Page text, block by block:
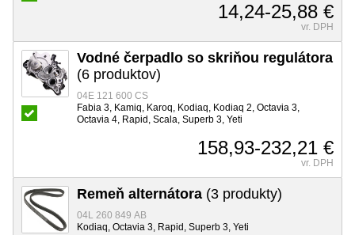
14,24-25,88 €
vr. DPH
Vodné čerpadlo so skriňou regulátora
(6 produktov)
04E 121 600 CS
Fabia 3, Kamiq, Karoq, Kodiaq, Kodiaq 2, Octavia 3,
Octavia 4, Rapid, Scala, Superb 3, Yeti
158,93-232,21 €
vr. DPH
Remeň alternátora (3 produkty)
04L 260 849 AB
Kodiaq, Octavia 3, Rapid, Superb 3, Yeti